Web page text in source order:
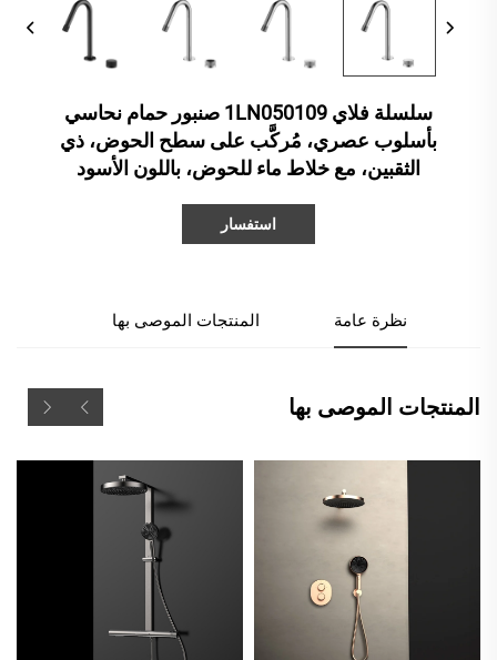
سلسلة فلاي 1LN050109 صنبور حمام نحاسي
بأسلوب عصري، مُركَّب على سطح الحوض، ذي
الثقبين، مع خلاط ماء للحوض، باللون الأسود
استفسار
نظرة عامة المنتجات الموصى بها
المنتجات الموصى بها